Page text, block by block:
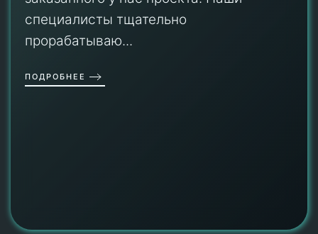
специалисты тщательно
прорабатываю...
ПОДРОБНЕЕ